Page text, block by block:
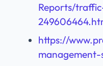
Reports/
https://